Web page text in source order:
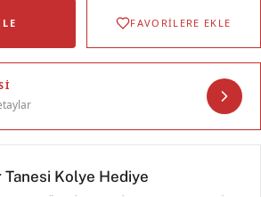
FAVORİLERE EKLE
Tanesi Kolye Hediye